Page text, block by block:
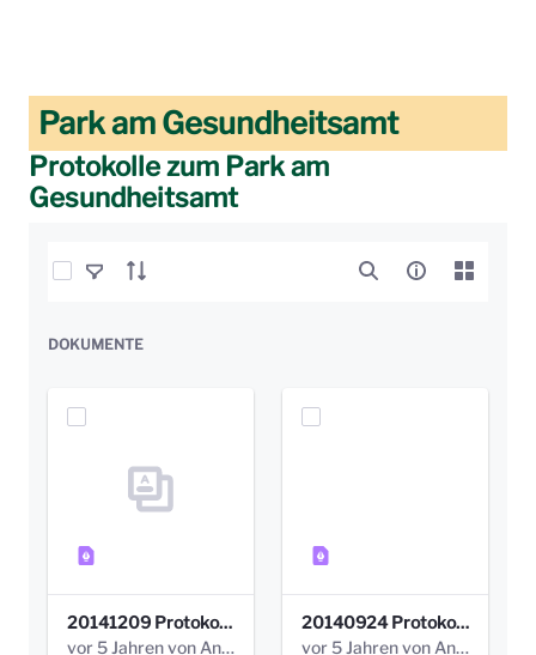
Park am Gesundheitsamt
Protokolle zum Park am
Gesundheitsamt
Elemente auswählen
DOKUMENTE
20141209 Protokoll Park am Gesundheitsamt 04.pdf
vor 5 Jahren von Anni Schlumberger
20140924 Protokoll Park am Gesundheitsamt 03.pdf
vor 5 Jahren von Anni Schlumberger